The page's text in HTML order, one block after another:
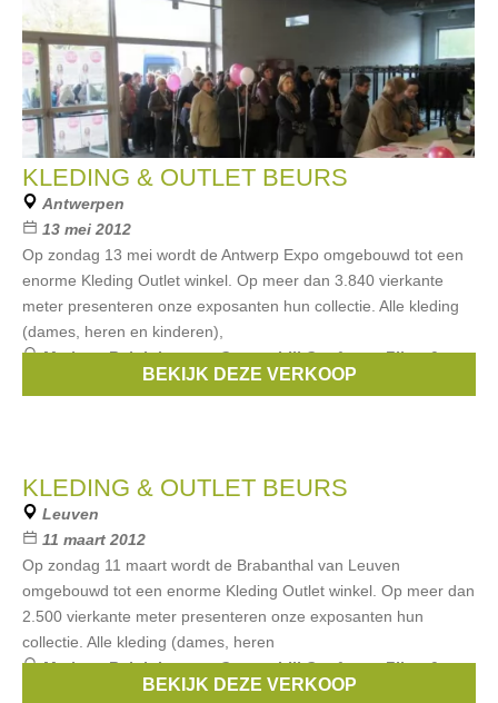
KLEDING & OUTLET BEURS
Antwerpen
13 mei 2012
Op zondag 13 mei wordt de Antwerp Expo omgebouwd tot een
enorme Kleding Outlet winkel. Op meer dan 3.840 vierkante
meter presenteren onze exposanten hun collectie. Alle kleding
(dames, heren en kinderen),
Merken:Ralph Lauren,Guess,Lili Gaufrette,Filou &
, ...BEKIJK DEZE VERKOOP
KLEDING & OUTLET BEURS
Leuven
11 maart 2012
Op zondag 11 maart wordt de Brabanthal van Leuven
omgebouwd tot een enorme Kleding Outlet winkel. Op meer dan
2.500 vierkante meter presenteren onze exposanten hun
collectie. Alle kleding (dames, heren
Merken:Ralph Lauren,Guess,Lili Gaufrette,Filou &
, ...BEKIJK DEZE VERKOOP